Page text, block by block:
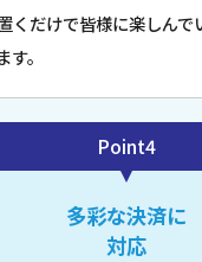
くだけで皆様に楽しんで
。
Point4
多彩な決済に
対応